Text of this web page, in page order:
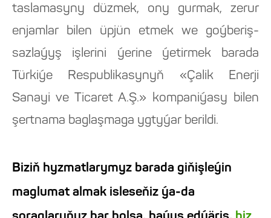
taslamasyny düzmek, ony gurmak, zerur
enjamlar bilen üpjün etmek we goýberiş-
sazlaýyş işlerini ýerine ýetirmek barada
Türkiýe Respublikasynyň «Çalik Enerji
Sanayi ve Ticaret A.Ş.» kompaniýasy bilen
şertnama baglaşmaga ygtyýar berildi.
Biziň hyzmatlarymyz barada giňişleýin
maglumat almak isleseňiz ýa-da